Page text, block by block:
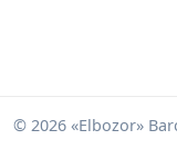
© 2026 «Elbozor»